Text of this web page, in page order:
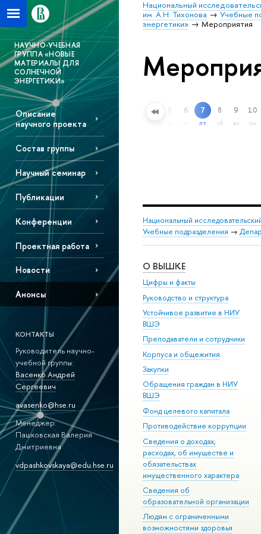
Национальный
им. А.Н. Тихонова
Учебные
энергетики»
Мероприятия
НАУЧНО-УЧЕБНАЯ
ГРУППА «НОВЫЕ
МАТЕРИАЛЫ ДЛЯ
СОЛНЕЧНОЙ
ЭНЕРГЕТИКИ»
Описание
научного проекта
Состав группы
Научный семинар
Публикации
Конференции
Проектная работа
Новости
Анонсы
КОНТАКТЫ
Руководитель научно-
учебной группы:
Васенко Андрей
Сергеевич
avasenko@hse.ru
Менеджер:
Пашковская Валерия
Дмитриевна
vdpashkovskaya@edu.hse.ru
Расширенный поиск 5 6 7
пт
8
сб
9
вс
10
пн
Национальный
Учебные подразделения →
О ВЫШКЕ
Цифры и факты
Руководство и структура
Устойчивое развитие в НИУ
ВШЭ
Преподаватели и сотрудники
Корпуса и общежития
Закупки
Обращения граждан в НИУ
ВШЭ
Фонд целевого капитала
Противодействие коррупции
Сведения о доходах,
расходах, об имуществе и
обязательствах
имущественного характера
Сведения об
образовательной организации
Людям с ограниченными
возможностями здоровья